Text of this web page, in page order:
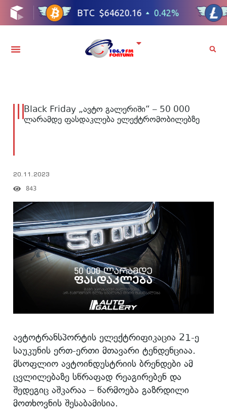
Black Friday „ავტო გალერიში“ – 50 000
ლარამდე ფასდაკლება ელექტრომობილებზე
20.11.2023
843
ავტოტრანსპორტის ელექტრიფიკაცია 21-ე
საუკუნის ერთ-ერთი მთავარი ტენდენციაა.
მსოფლიო ავტოინდუსტრიის ბრენდები ამ
ცვლილებაზე სწრაფად რეაგირებენ და
შედეგიც აშკარაა – წარმოება გაზრდილი
მოთხოვნის შესაბამისია.